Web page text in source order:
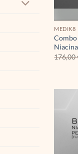
MEDIK8
176,00